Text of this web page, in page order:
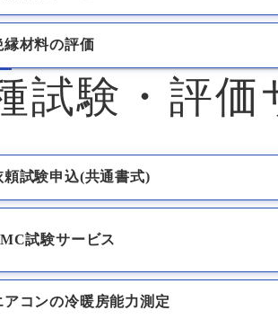
縁材料の評価
試験・評価
頼試験申込(共通書式)
試験サービス
アコンの冷暖房能力測定